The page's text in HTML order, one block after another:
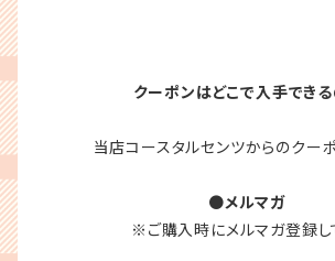
クーポンはどこで入手できる
当店コースタルセンツからのクー
●メルマガ
※ご購入時にメルマガ登録し